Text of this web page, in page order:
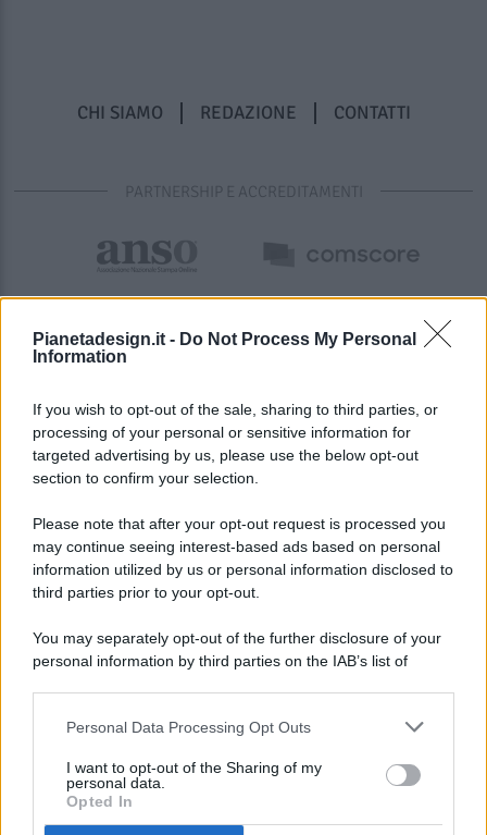
Pianetadesign.it - Do Not Process My Personal
Information
If you wish to opt-out of the sale, sharing to third parties, or
processing of your personal or sensitive information for
targeted advertising by us, please use the below opt-out
section to confirm your selection.
Please note that after your opt-out request is processed you
may continue seeing interest-based ads based on personal
information utilized by us or personal information disclosed to
third parties prior to your opt-out.
You may separately opt-out of the further disclosure of your
personal information by third parties on the IAB’s list of
This information may also be disclosed by us to third parties
disclose it to other third parties.
Personal Data Processing Opt Outs
I want to opt-out of the Sharing of my
personal data.
Opted In
CHI SIAMO REDAZIONE CONTATTI
PARTNERSHIP E ACCREDITAMENTI
© 2026 - Pianeta Design - P.IVA 04827280654 - Testata
Registrata Al Tribunale Di Nocera Inferiore N. 8/2020 - RG N.
ISCRIZIONE AL ROC N. 35792 – ISCRITTA ALL’ANSO
(ASSOCIAZIONE NAZIONALE STAMPA ONLINE)
PREFERENZE PRIVACY